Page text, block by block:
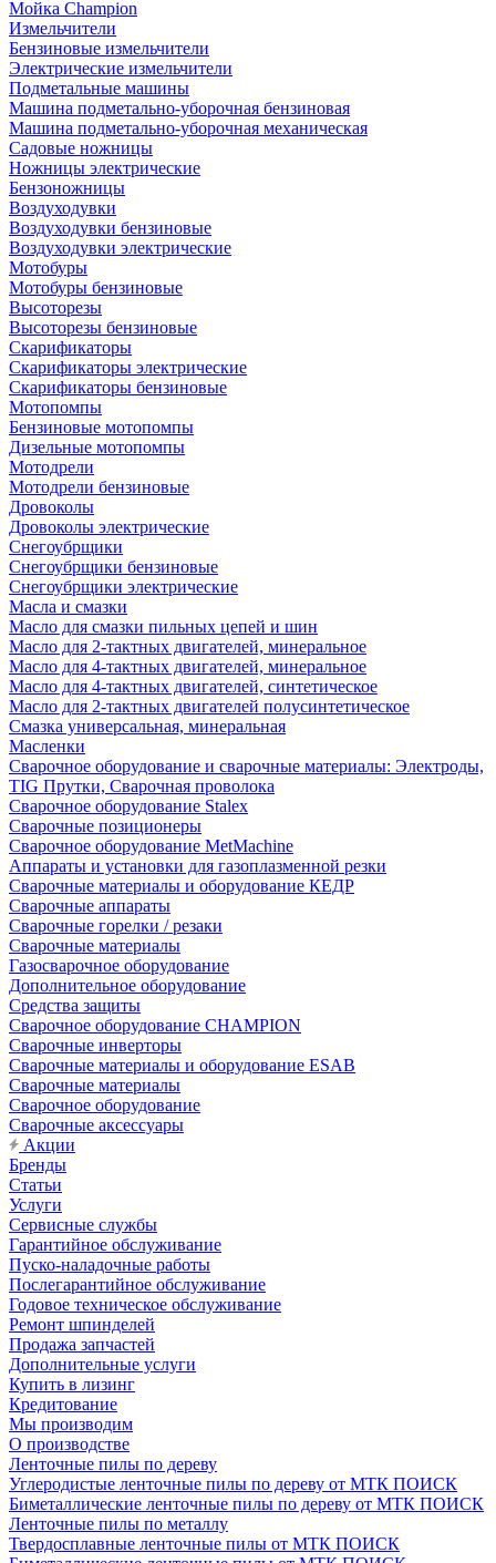
Мойка Champion
Измельчители
Бензиновые измельчители
Электрические измельчители
Подметальные машины
Машина подметально-уборочная бензиновая
Машина подметально-уборочная механическая
Садовые ножницы
Ножницы электрические
Бензоножницы
Воздуходувки
Воздуходувки бензиновые
Воздуходувки электрические
Мотобуры
Мотобуры бензиновые
Высоторезы
Высоторезы бензиновые
Скарификаторы
Скарификаторы электрические
Скарификаторы бензиновые
Мотопомпы
Бензиновые мотопомпы
Дизельные мотопомпы
Мотодрели
Мотодрели бензиновые
Дровоколы
Дровоколы электрические
Снегоубрщики
Снегоубрщики бензиновые
Снегоубрщики электрические
Масла и смазки
Масло для смазки пильных цепей и шин
Масло для 2-тактных двигателей, минеральное
Масло для 4-тактных двигателей, минеральное
Масло для 4-тактных двигателей, синтетическое
Масло для 2-тактных двигателей полусинтетическое
Смазка универсальная, минеральная
Масленки
Сварочное оборудование и сварочные материалы: Электроды,
TIG Прутки, Сварочная проволока
Сварочное оборудование Stalex
Сварочные позиционеры
Сварочное оборудование MetMachine
Аппараты и установки для газоплазменной резки
Сварочные материалы и оборудование КЕДР
Сварочные аппараты
Сварочные горелки / резаки
Сварочные материалы
Газосварочное оборудование
Дополнительное оборудование
Средства защиты
Сварочное оборудование CHAMPION
Сварочные инверторы
Сварочные материалы и оборудование ESAB
Сварочные материалы
Сварочное оборудование
Сварочные аксессуары
Акции
Бренды
Статьи
Услуги
Сервисные службы
Гарантийное обслуживание
Пуско-наладочные работы
Послегарантийное обслуживание
Годовое техническое обслуживание
Ремонт шпинделей
Продажа запчастей
Дополнительные услуги
Купить в лизинг
Кредитование
Мы производим
О производстве
Ленточные пилы по дереву
Углеродистые ленточные пилы по дереву от МТК ПОИСК
Биметаллические ленточные пилы по дереву от МТК ПОИСК
Ленточные пилы по металлу
Твердосплавные ленточные пилы от МТК ПОИСК